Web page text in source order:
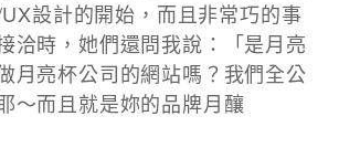
設計的開始，而且非常巧的事
洽時，她們還問我說：「是月亮
月亮杯公司的網站嗎？我們全公
～而且就是妳的品牌月釀